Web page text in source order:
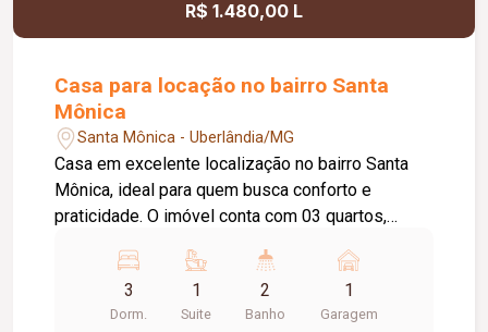
R$ 1.480,00 L
Casa para locação no bairro Santa
Mônica
Santa Mônica - Uberlândia/MG
Casa em excelente localização no bairro Santa
Mônica, ideal para quem busca conforto e
praticidade. O imóvel conta com 03 quartos,
aconchegante e cozinha equipada com armário
sob a pia. Possui ainda área de lavanderia e 01
vaga de garagem coberta. Ótima opção para
3
Dorm.
1
Suite
2
Banho
1
Garagem